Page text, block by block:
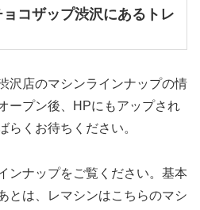
コザップ渋沢にあるトレ
沢店のマシンラインナップの情
ープン後、HPにもアップされ
らくお待ちください。
ンナップをご覧ください。基本
とは、レマシンはこちらのマシ